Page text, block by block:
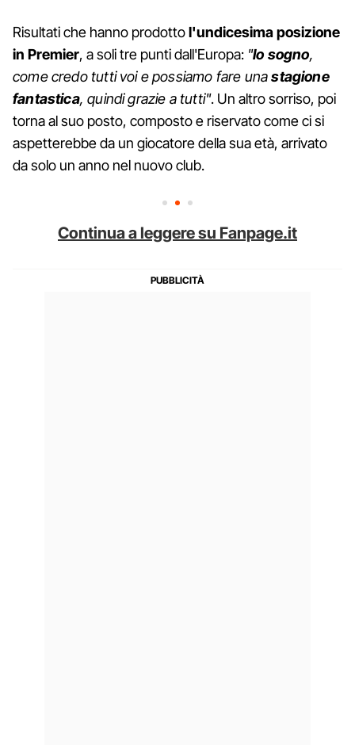
Risultati che hanno prodottol'undicesima posizione
in Premier, a soli tre punti dall'Europa: "Io sogno,
come credo tutti voi e possiamo fare unastagione
fantastica, quindi grazie a tutti". Un altro sorriso, poi
torna al suo posto, composto e riservato come ci si
aspetterebbe da un giocatore della sua età, arrivato
da solo un anno nel nuovo club.
Continua a leggere su Fanpage.it